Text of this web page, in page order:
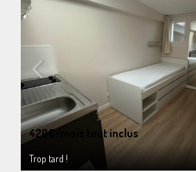
420€/mois tout inclus
Trop tard !